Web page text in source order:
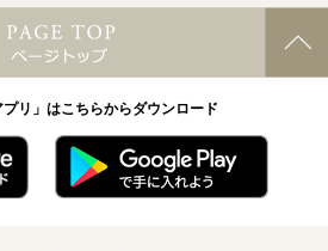
プリ」はこちらからダウンロード